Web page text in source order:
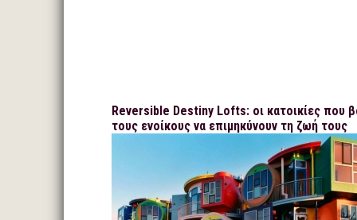
Reversible Destiny Lofts: οι κατοικίες που
τους ενοίκους να επιμηκύνουν τη ζωή τους